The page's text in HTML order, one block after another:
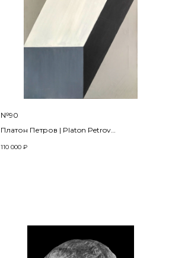
№90
Платон Петров | Platon Petrov
Холст, масло | Oil on canvas
110 000 ₽